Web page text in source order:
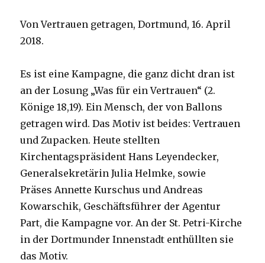
Von Vertrauen getragen, Dortmund, 16. April
2018.
Es ist eine Kampagne, die ganz dicht dran ist
an der Losung „Was für ein Vertrauen“ (2.
Könige 18,19). Ein Mensch, der von Ballons
getragen wird. Das Motiv ist beides: Vertrauen
und Zupacken. Heute stellten
Kirchentagspräsident Hans Leyendecker,
Generalsekretärin Julia Helmke, sowie
Präses Annette Kurschus und Andreas
Kowarschik, Geschäftsführer der Agentur
Part, die Kampagne vor. An der St. Petri-Kirche
in der Dortmunder Innenstadt enthüllten sie
das Motiv.